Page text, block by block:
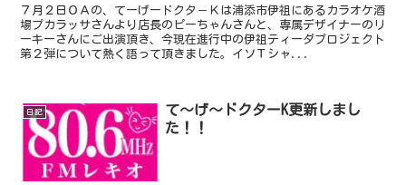
７月２日ＯＡの、てーげードクタ－Ｋは浦添市伊祖にあるカラオケ酒
場プカラッサさんより店長のピーちゃんさんと、専属デザイナーのリ
ーキーさんにご出演頂き、今現在進行中の伊祖ティーダプロジェクト
第２弾について熱く語って頂きました。イソＴシャ...
日記
て～げ～ドクターK更新しまし
た！！